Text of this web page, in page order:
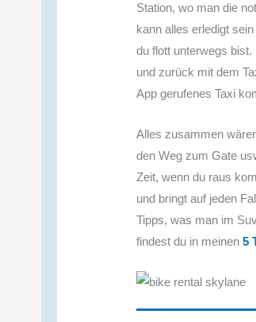
Station, wo man die
kann alles erledigt
du flott unterwegs
und zurück mit dem
App gerufenes Taxi
Alles zusammen
den Weg zum Gate
Zeit, wenn du raus
und bringt auf jeden
Tipps, was man im
findest du in meinen5